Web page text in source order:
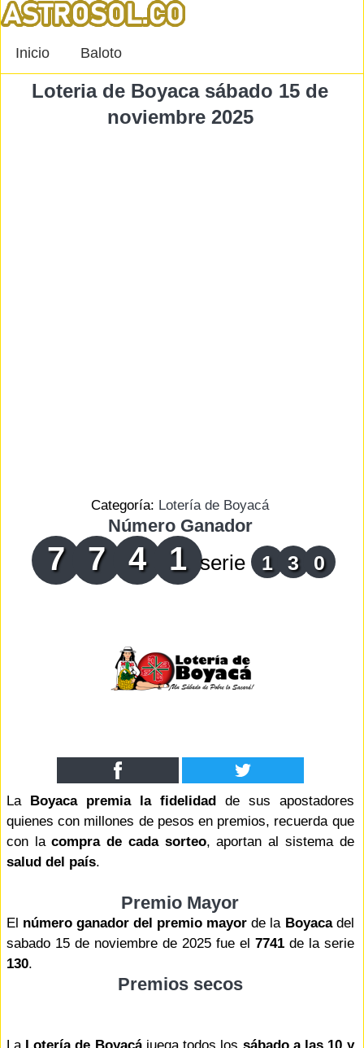
Inicio Baloto
Loteria de Boyaca sábado 15 de
noviembre 2025
Categoría: Lotería de Boyacá
Número Ganador
7 7 4 1 serie 1 3 0
La Boyaca premia la fidelidadde sus apostadores
quienes con millones de pesos en premios, recuerda que
con lacompra de cada sorteo, aportan al sistema de
salud del país.
Premio Mayor
El número ganador del premio mayor de la Boyacadel
sabado 15 de noviembre de 2025 fue el 7741de la serie
130.
Premios secos